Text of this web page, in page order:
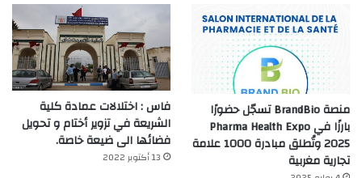
منصة BrandBio تسجّل حضورًا
بارزًا في Pharma Health Expo
2025 وتُطلق مبادرة 1000 علامة
تجارية مغربية
فاس : اختلالات عمادة كلية
الشريعة في تزوير أختام و تحويل
فضائها الى ضيعة خاصة.
13 أكتوبر 2022